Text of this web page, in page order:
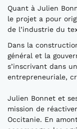
Quant à Julien
le projet a pour
de l’industrie du
Dans la
général et la
s’inscrivant dans
entrepreneuriale,
Julien Bonnet et
mission de
Occitanie. En